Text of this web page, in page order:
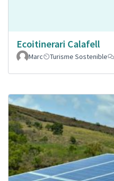
Ecoitinerari Calafell
Marc
Turisme Sostenible